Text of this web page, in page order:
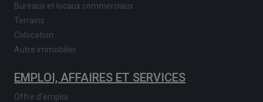
Bureaux et locaux commerciaux
Terrains
Colocation
Autre immobilier
EMPLOI, AFFAIRES ET SERVICES
Offre d'emploi